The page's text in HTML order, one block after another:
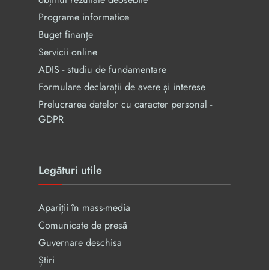
Programe informatice
Buget finanțe
Servicii online
ADIS - studiu de fundamentare
Formulare declarații de avere și interese
Prelucrarea datelor cu caracter personal -
GDPR
Legături utile
Apariții în mass-media
Comunicate de presă
Guvernare deschisa
Știri